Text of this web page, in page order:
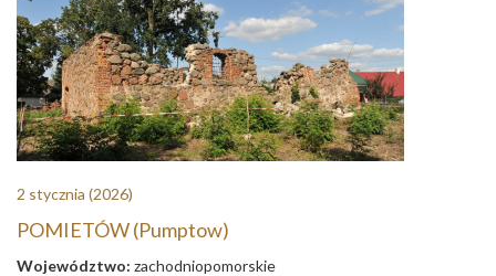
2 stycznia (2026)
POMIETÓW (Pumptow)
Województwo: zachodniopomorskie